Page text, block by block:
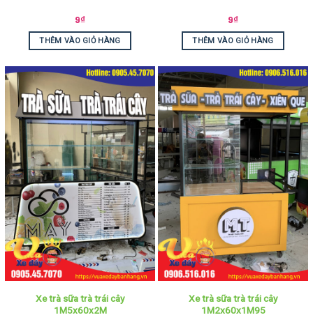
9₫
THÊM VÀO GIỎ HÀNG
9₫
THÊM VÀO GIỎ HÀNG
Xe trà sữa trà trái cây
1M5x60x2M
Xe trà sữa trà trái cây
1M2x60x1M95